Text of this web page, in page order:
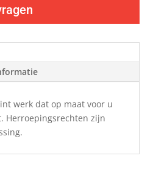
werk dat op maat voor u
Herroepingsrechten zijn